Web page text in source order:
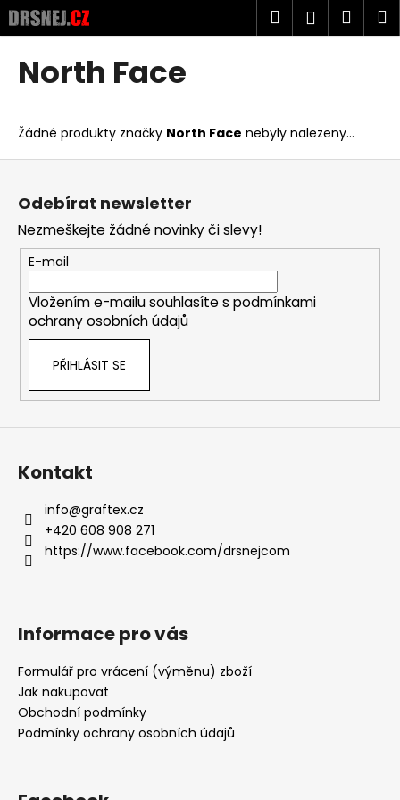
Přejít
na
obsah
Hledat
North Face
Žádné produkty značky North Face nebyly nalezeny...
K
o
o
p
o
t
ř
e
b
e
n
a
í
?
D
o
p
o
Z
Odebírat newsletter
Nezmeškejte žádné novinky či slevy!
E-mail
Vložením e-mailu souhlasíte s podmínkami
ochrany osobních údajů
PŘIHLÁSIT SE
Kontakt
info@graftex.cz
+420 608 908 271
https://www.facebook.com/drsnejcom
Informace pro vás
Formulář pro vrácení (výměnu) zboží
Jak nakupovat
Obchodní podmínky
Podmínky ochrany osobních údajů